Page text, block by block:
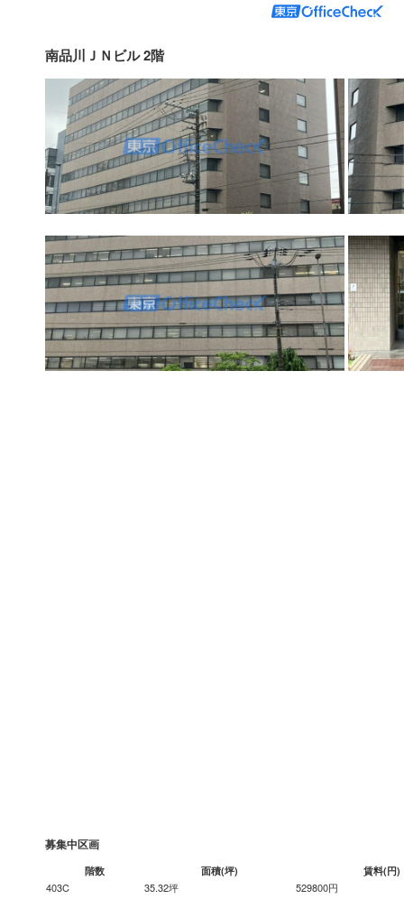
南品川ＪＮビル 2階
募集中区画
階数 面積(坪) 賃料(円)
403C 35.32坪 529800円